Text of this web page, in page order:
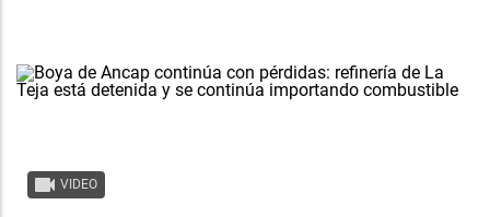
VIDEO